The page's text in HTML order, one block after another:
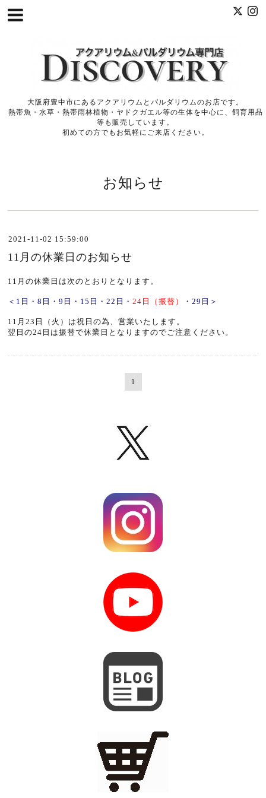
大阪府豊中市にあるアクアリウムとパルダリウムのお店です。
熱帯魚・水草・熱帯雨林植物・ヤドクガエル等の生体を中心に、飼育用品
等も販売しています。
初めての方でもお気軽にご来店ください。
お知らせ
2021-11-02 15:59:00
11月の休業日のお知らせ
11月の休業日は次のとおりとなります。
＜1日・8日・9日・15日・22日・24日（振替） ・29日＞
11月23日（火）は祝日の為、営業いたします。
翌日の24日は振替で休業日となりますのでご注意ください。
1